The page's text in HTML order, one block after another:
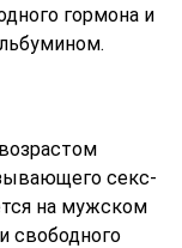
гормона и
секс-
на мужском
свободного